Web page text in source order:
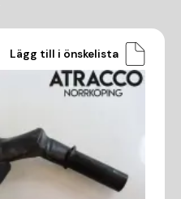
Lägg till i önskelista